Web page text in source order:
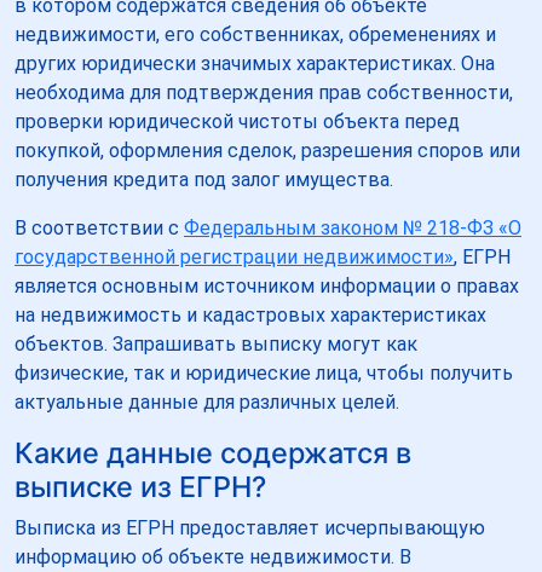
в котором содержатся сведения об объекте
недвижимости, его собственниках, обременениях и
других юридически значимых характеристиках. Она
необходима для подтверждения прав собственности,
проверки юридической чистоты объекта перед
покупкой, оформления сделок, разрешения споров или
получения кредита под залог имущества.
В соответствии с Федеральным законом № 218-ФЗ «О
государственной регистрации недвижимости», ЕГРН
является основным источником информации о правах
на недвижимость и кадастровых характеристиках
объектов. Запрашивать выписку могут как
физические, так и юридические лица, чтобы получить
актуальные данные для различных целей.
Какие данные содержатся в
выписке из ЕГРН?
Выписка из ЕГРН предоставляет исчерпывающую
информацию об объекте недвижимости. В